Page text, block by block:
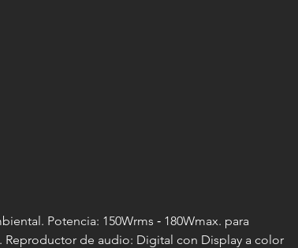
Potencia: 150Wrms ‐ 180Wmax. para
Reproductor de audio: Digital con Display a color